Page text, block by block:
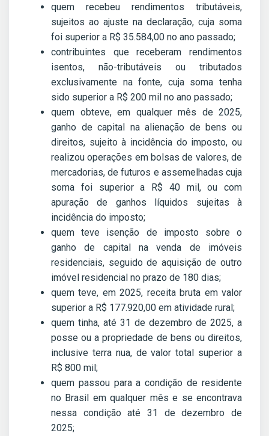
quem recebeu rendimentos tributáveis,
sujeitos ao ajuste na declaração, cuja soma
foi superior a R$ 35.584,00 no ano passado;
contribuintes que receberam rendimentos
isentos, não-tributáveis ou tributados
exclusivamente na fonte, cuja soma tenha
sido superior a R$ 200 mil no ano passado;
quem obteve, em qualquer mês de 2025,
ganho de capital na alienação de bens ou
direitos, sujeito à incidência do imposto, ou
realizou operações em bolsas de valores, de
mercadorias, de futuros e assemelhadas cuja
soma foi superior a R$ 40 mil, ou com
apuração de ganhos líquidos sujeitas à
incidência do imposto;
quem teve isenção de imposto sobre o
ganho de capital na venda de imóveis
residenciais, seguido de aquisição de outro
imóvel residencial no prazo de 180 dias;
quem teve, em 2025, receita bruta em valor
superior a R$ 177.920,00 em atividade rural;
quem tinha, até 31 de dezembro de 2025, a
posse ou a propriedade de bens ou direitos,
inclusive terra nua, de valor total superior a
R$ 800 mil;
quem passou para a condição de residente
no Brasil em qualquer mês e se encontrava
nessa condição até 31 de dezembro de
2025;